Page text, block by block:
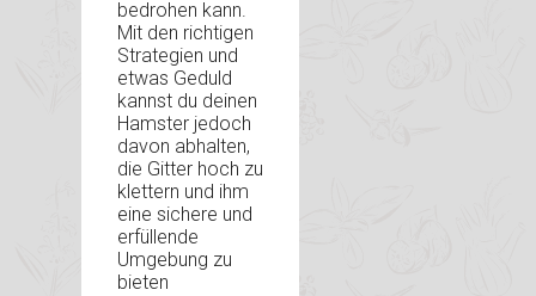
bedrohen kann.
Mit den richtigen
Strategien und
etwas Geduld
kannst du deinen
Hamster jedoch
davon abhalten,
die Gitter hoch zu
klettern und ihm
eine sichere und
erfüllende
Umgebung zu
bieten